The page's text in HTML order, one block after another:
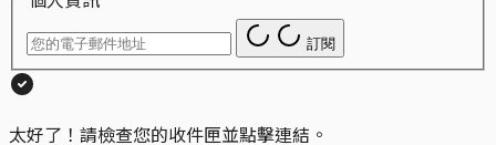
訂閱
太好了！請檢查您的收件匣並點擊連結。